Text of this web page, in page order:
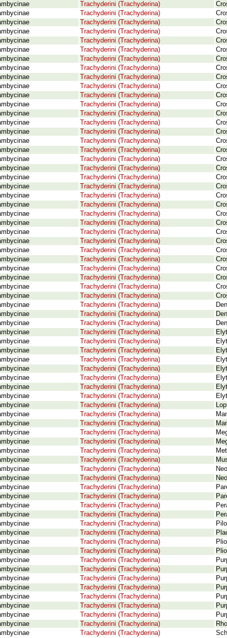
Trachyderini (Trachyderina)
Trachyderini (Trachyderina)
Trachyderini (Trachyderina)
Trachyderini (Trachyderina)
Trachyderini (Trachyderina)
Trachyderini (Trachyderina)
Trachyderini (Trachyderina)
Trachyderini (Trachyderina)
Trachyderini (Trachyderina)
Trachyderini (Trachyderina)
Trachyderini (Trachyderina)
Trachyderini (Trachyderina)
Trachyderini (Trachyderina)
Trachyderini (Trachyderina)
Trachyderini (Trachyderina)
Trachyderini (Trachyderina)
Trachyderini (Trachyderina)
Trachyderini (Trachyderina)
Trachyderini (Trachyderina)
Trachyderini (Trachyderina)
Trachyderini (Trachyderina)
Trachyderini (Trachyderina)
Trachyderini (Trachyderina)
Trachyderini (Trachyderina)
Trachyderini (Trachyderina)
Trachyderini (Trachyderina)
Trachyderini (Trachyderina)
Trachyderini (Trachyderina)
Trachyderini (Trachyderina)
Trachyderini (Trachyderina)
Trachyderini (Trachyderina)
Trachyderini (Trachyderina)
Trachyderini (Trachyderina)
Trachyderini (Trachyderina)
Trachyderini (Trachyderina)
Trachyderini (Trachyderina)
Trachyderini (Trachyderina)
Trachyderini (Trachyderina)
Trachyderini (Trachyderina)
Trachyderini (Trachyderina)
Trachyderini (Trachyderina)
Trachyderini (Trachyderina)
Trachyderini (Trachyderina)
Trachyderini (Trachyderina)
Trachyderini (Trachyderina)
Trachyderini (Trachyderina)
Trachyderini (Trachyderina)
Trachyderini (Trachyderina)
Trachyderini (Trachyderina)
Trachyderini (Trachyderina)
Trachyderini (Trachyderina)
Trachyderini (Trachyderina)
Trachyderini (Trachyderina)
Trachyderini (Trachyderina)
Trachyderini (Trachyderina)
Trachyderini (Trachyderina)
Trachyderini (Trachyderina)
Trachyderini (Trachyderina)
Trachyderini (Trachyderina)
Trachyderini (Trachyderina)
Trachyderini (Trachyderina)
Trachyderini (Trachyderina)
Trachyderini (Trachyderina)
Trachyderini (Trachyderina)
Trachyderini (Trachyderina)
Trachyderini (Trachyderina)
Trachyderini (Trachyderina)
Trachyderini (Trachyderina)
Trachyderini (Trachyderina)
Trachyderini (Trachyderina)